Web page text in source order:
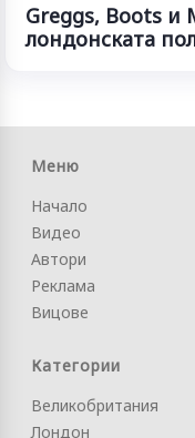
Greggs, Boots и
лондонската
Меню
Начало
Видео
Автори
Реклама
Вицове
Категории
Великобритания
Лондон